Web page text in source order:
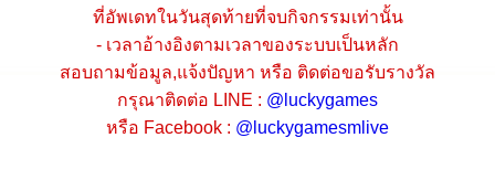
ที่อัพเดทในวันสุดท้ายที่จบกิจกรรมเท่านั้น
- เวลาอ้างอิงตามเวลาของระบบเป็นหลัก
สอบถามข้อมูล,แจ้งปัญหา หรือ ติดต่อขอรับรางวัล
กรุณาติดต่อ LINE : @luckygames
หรือ Facebook : @luckygamesmlive